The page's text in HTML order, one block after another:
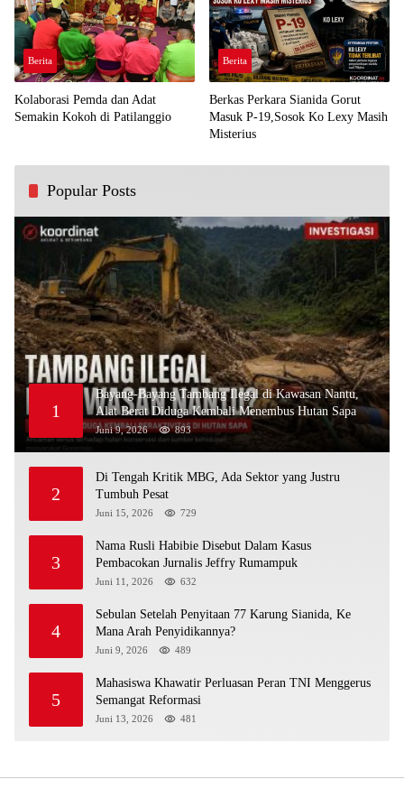
Berita
Kolaborasi Pemda dan Adat
Semakin Kokoh di Patilanggio
Berita
Berkas Perkara Sianida Gorut
Masuk P-19,Sosok Ko Lexy Masih
Misterius
Popular Posts
1
Bayang-Bayang Tambang Ilegal di Kawasan Nantu,
Alat Berat Diduga Kembali Menembus Hutan Sapa
Juni 9, 2026 893
2
Di Tengah Kritik MBG, Ada Sektor yang Justru
Tumbuh Pesat
Juni 15, 2026 729
3
Nama Rusli Habibie Disebut Dalam Kasus
Pembacokan Jurnalis Jeffry Rumampuk
Juni 11, 2026 632
4
Sebulan Setelah Penyitaan 77 Karung Sianida, Ke
Mana Arah Penyidikannya?
Juni 9, 2026 489
5
Mahasiswa Khawatir Perluasan Peran TNI Menggerus
Semangat Reformasi
Juni 13, 2026 481